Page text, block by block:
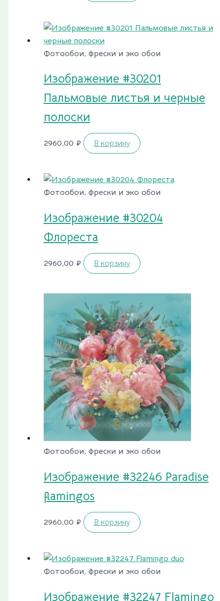
Фотообои, фрески и эко обои
Изображение #30201
Пальмовые листья и черные
полоски
2960,00 ₽ В корзину
Фотообои, фрески и эко обои
Изображение #30204
Флореста
2960,00 ₽ В корзину
Фотообои, фрески и эко обои
Изображение #32246 Paradise
flamingos
2960,00 ₽ В корзину
Фотообои, фрески и эко обои
Изображение #32247 Flamingo